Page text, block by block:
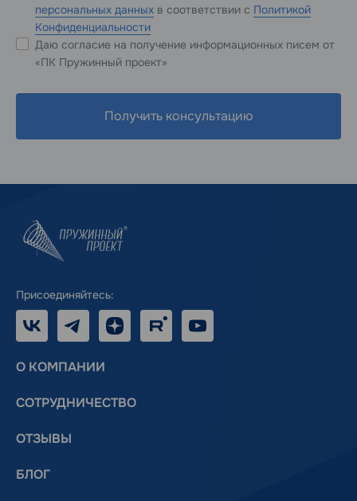
персональных данных в соответствии с Политикой
Конфиденциальности
Даю согласие на получение информационных писем от
«ПК Пружинный проект»
Получить консультацию
Присоединяйтесь:
Telegram Дзен RUTUBE
О КОМПАНИИ
СОТРУДНИЧЕСТВО
ОТЗЫВЫ
БЛОГ